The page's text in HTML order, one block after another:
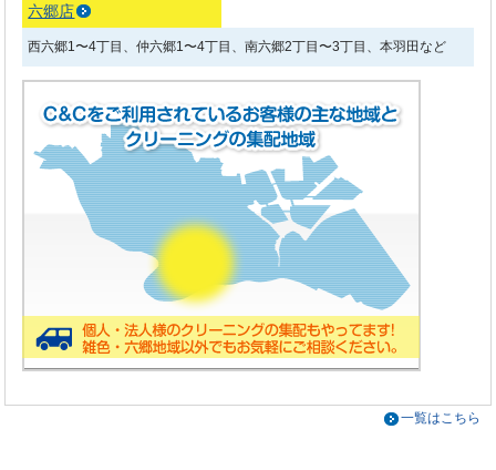
一覧はこちら
六郷店
西六郷1〜4丁目、仲六郷1〜4丁目、南六郷2丁目〜3丁目、本羽田など